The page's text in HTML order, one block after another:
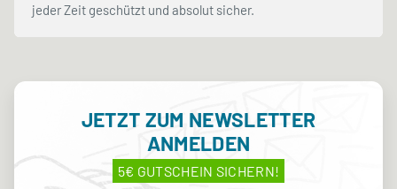
jeder Zeit geschützt und absolut sicher.
JETZT ZUM NEWSLETTER
ANMELDEN
5€ GUTSCHEIN SICHERN!